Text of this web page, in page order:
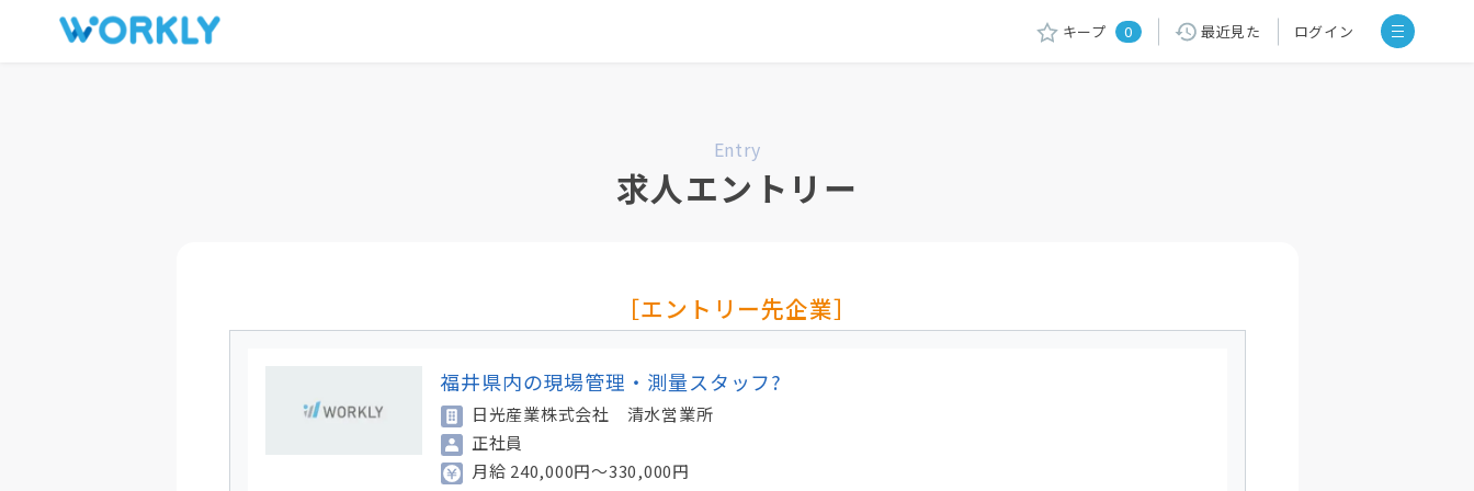
キープ 0 最近見た ログイン
Entry
求人エントリー
［エントリー先企業］
福井県内の現場管理・測量スタッフ?
日光産業株式会社 清水営業所
正社員
月給 240,000円～330,000円